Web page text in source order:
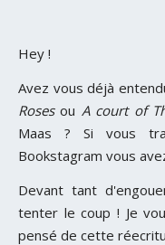
Hey !
Avez vous déjà
Rosesou A court of
Maas ? Si vous
Bookstagram vous
Devant tant
tenter le coup ! Je
pensé de cette